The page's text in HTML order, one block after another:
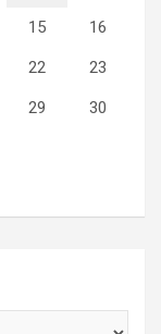
15 16
22 23
29 30